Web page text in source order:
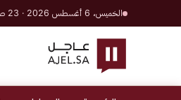
الخميس، 6 أغسطس 2026 · 23 صفر 1448 هـ